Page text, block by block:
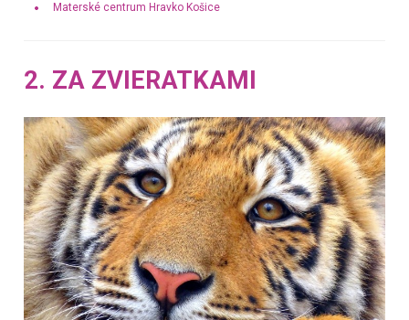
Materské centrum Hravko Košice
2. ZA ZVIERATKAMI